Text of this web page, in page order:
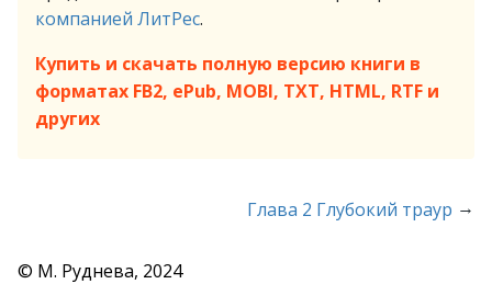
компанией ЛитРес.
Купить и скачать полную версию книги в
форматах FB2, ePub, MOBI, TXT, HTML, RTF и
других
Глава 2 Глубокий траур →
© М. Руднева, 2024